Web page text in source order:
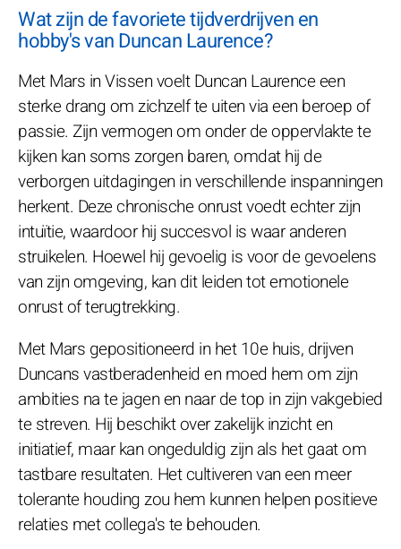
Wat zijn de favoriete tijdverdrijven en
hobby's van Duncan Laurence?
Met Mars in Vissen voelt Duncan Laurence een
sterke drang om zichzelf te uiten via een beroep of
passie. Zijn vermogen om onder de oppervlakte te
kijken kan soms zorgen baren, omdat hij de
verborgen uitdagingen in verschillende inspanningen
herkent. Deze chronische onrust voedt echter zijn
intuïtie, waardoor hij succesvol is waar anderen
struikelen. Hoewel hij gevoelig is voor de gevoelens
van zijn omgeving, kan dit leiden tot emotionele
onrust of terugtrekking.
Met Mars gepositioneerd in het 10e huis, drijven
Duncans vastberadenheid en moed hem om zijn
ambities na te jagen en naar de top in zijn vakgebied
te streven. Hij beschikt over zakelijk inzicht en
initiatief, maar kan ongeduldig zijn als het gaat om
tastbare resultaten. Het cultiveren van een meer
tolerante houding zou hem kunnen helpen positieve
relaties met collega's te behouden.